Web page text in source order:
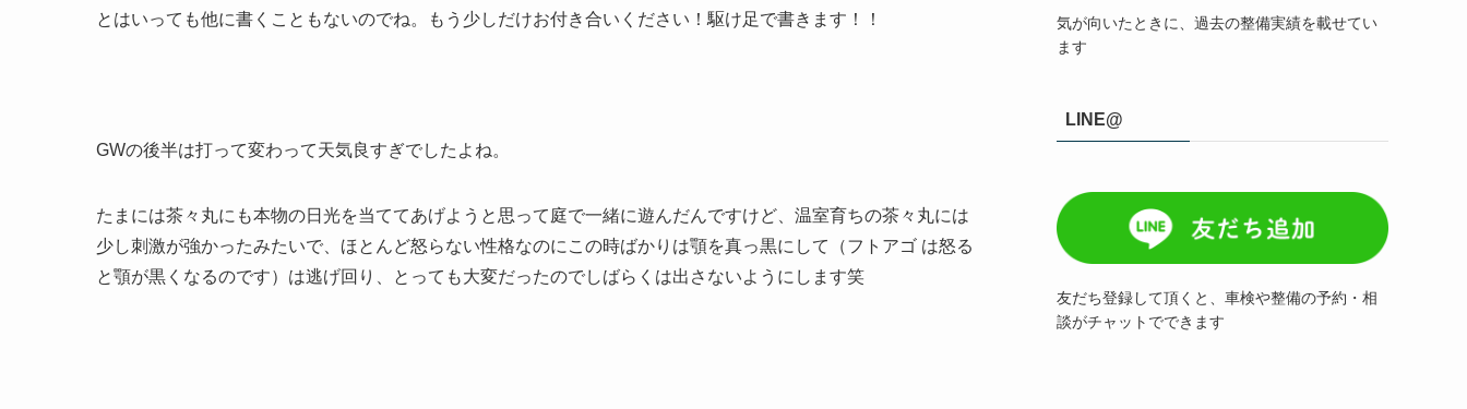
とはいっても他に書くこともないのでね。もう少しだけお付き合いください！駆け足で書きます！！
GWの後半は打って変わって天気良すぎでしたよね。
たまには茶々丸にも本物の日光を当ててあげようと思って庭で一緒に遊んだんですけど、温室育ちの茶々丸には
少し刺激が強かったみたいで、ほとんど怒らない性格なのにこの時ばかりは顎を真っ黒にして（フトアゴ は怒る
と顎が黒くなるのです）は逃げ回り、とっても大変だったのでしばらくは出さないようにします笑
気が向いたときに、過去の整備実績を載せてい
ます
LINE@
友だち登録して頂くと、車検や整備の予約・相
談がチャットでできます